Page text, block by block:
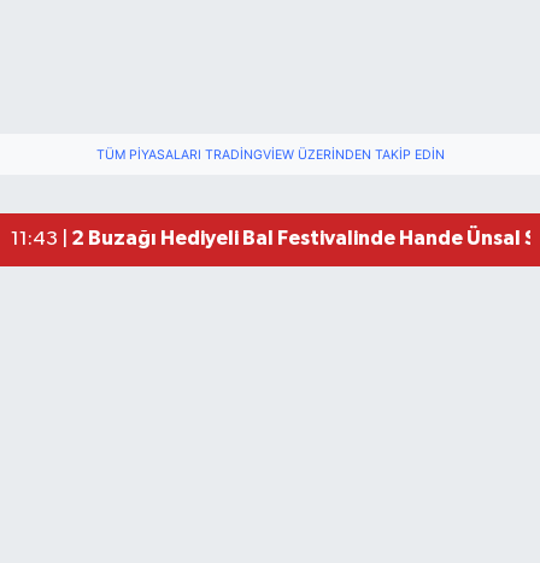
TÜM PIYASALARI TRADINGVIEW ÜZERINDEN TAKIP EDIN
11:43 | 2 Buzağı Hediyeli Bal Festivalinde Hande Ünsal